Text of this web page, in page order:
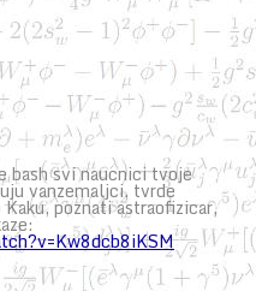
bash svi naucnici tvoje
vanzemaljci, tvrde
poznati astraofizicar,